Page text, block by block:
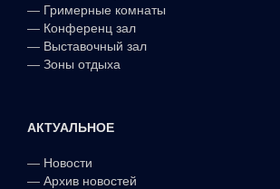
— Гримерные комнаты
— Конференц зал
— Выставочный зал
— Зоны отдыха
АКТУАЛЬНОЕ
— Новости
— Архив новостей